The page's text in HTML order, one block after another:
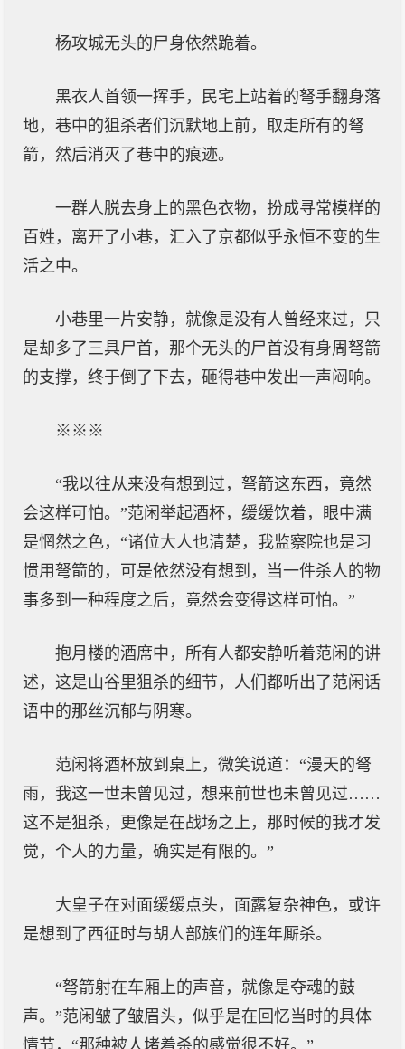
杨攻城无头的尸身依然跪着。
黑衣人首领一挥手，民宅上站着的弩手翻身落
地，巷中的狙杀者们沉默地上前，取走所有的弩
箭，然后消灭了巷中的痕迹。
一群人脱去身上的黑色衣物，扮成寻常模样的
百姓，离开了小巷，汇入了京都似乎永恒不变的生
活之中。
小巷里一片安静，就像是没有人曾经来过，只
是却多了三具尸首，那个无头的尸首没有身周弩箭
的支撑，终于倒了下去，砸得巷中发出一声闷响。
※※※
“我以往从来没有想到过，弩箭这东西，竟然
会这样可怕。”范闲举起酒杯，缓缓饮着，眼中满
是惘然之色，“诸位大人也清楚，我监察院也是习
惯用弩箭的，可是依然没有想到，当一件杀人的物
事多到一种程度之后，竟然会变得这样可怕。”
抱月楼的酒席中，所有人都安静听着范闲的讲
述，这是山谷里狙杀的细节，人们都听出了范闲话
语中的那丝沉郁与阴寒。
范闲将酒杯放到桌上，微笑说道：“漫天的弩
雨，我这一世未曾见过，想来前世也未曾见过……
这不是狙杀，更像是在战场之上，那时候的我才发
觉，个人的力量，确实是有限的。”
大皇子在对面缓缓点头，面露复杂神色，或许
是想到了西征时与胡人部族们的连年厮杀。
“弩箭射在车厢上的声音，就像是夺魂的鼓
声。”范闲皱了皱眉头，似乎是在回忆当时的具体
情节，“那种被人堵着杀的感觉很不好。”